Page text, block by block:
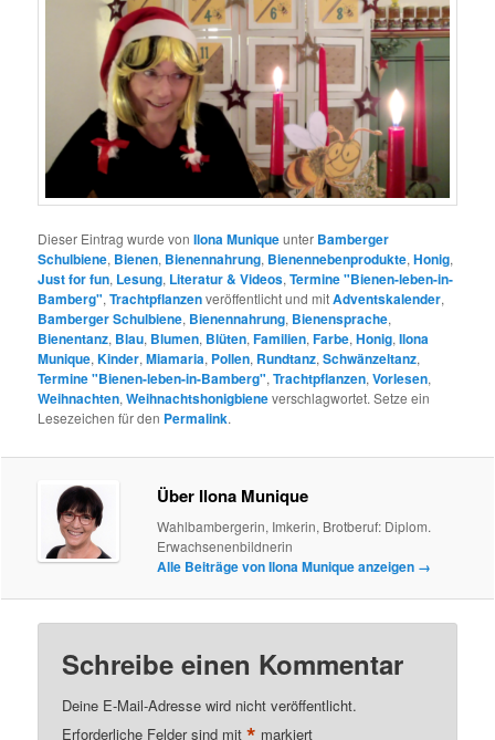
Dieser Eintrag wurde vonIlona Muniqueunter Bamberger
Schulbiene, Bienen, Bienennahrung, Bienennebenprodukte,Honig,
Just for fun, Lesung, Literatur & Videos,Termine "Bienen-leben-in-
Bamberg",Trachtpflanzenveröffentlicht und mitAdventskalender,
Bamberger Schulbiene, Bienennahrung, Bienensprache,
Bienentanz, Blau, Blumen, Blüten,Familien,Farbe,Honig,Ilona
Munique,Kinder,Miamaria, Pollen, Rundtanz,Schwänzeltanz,
Termine "Bienen-leben-in-Bamberg",Trachtpflanzen,Vorlesen,
Weihnachten,Weihnachtshonigbieneverschlagwortet. Setze ein
Lesezeichen für den Permalink.
Über Ilona Munique
Wahlbambergerin, Imkerin, Brotberuf: Diplom.
Erwachsenenbildnerin
Alle Beiträge von Ilona Munique anzeigen →
Schreibe einen Kommentar
Deine E-Mail-Adresse wird nicht veröffentlicht.
Erforderliche Felder sind mit
markiert